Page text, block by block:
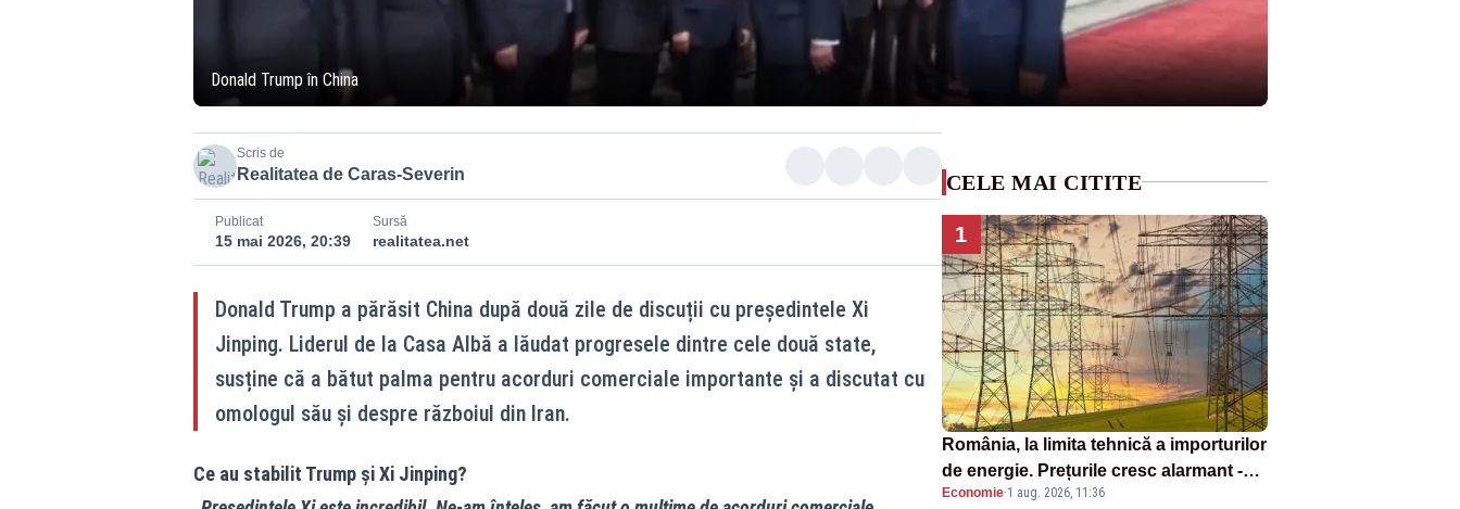
Donald Trump în China
Scris de
Realitatea de Caras-Severin
Publicat
15 mai 2026, 20:39
Sursă
realitatea.net
Donald Trump a părăsit China după două zile de discuții cu președintele Xi
Jinping. Liderul de la Casa Albă a lăudat progresele dintre cele două state,
susține că a bătut palma pentru acorduri comerciale importante și a discutat cu
omologul său și despre războiul din Iran.
Ce au stabilit Trump și Xi Jinping?
CELE MAI CITITE
1
România, la limita tehnică a importurilor
de energie. Prețurile cresc alarmant -
Analiză Realitatea Plus
Economie·1 aug. 2026, 11:36